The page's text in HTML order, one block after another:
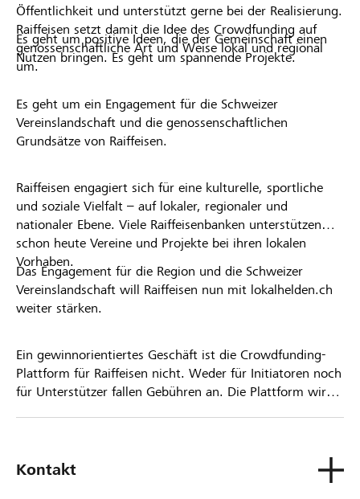
Öffentlichkeit und unterstützt gerne bei der Realisierung.
Raiffeisen setzt damit die Idee des Crowdfunding auf
genossenschaftliche Art und Weise lokal und regional
um.
Es geht um positive Ideen, die der Gemeinschaft einen
Nutzen bringen. Es geht um spannende Projekte.
Es geht um ein Engagement für die Schweizer
Vereinslandschaft und die genossenschaftlichen
Grundsätze von Raiffeisen.
Raiffeisen engagiert sich für eine kulturelle, sportliche
und soziale Vielfalt – auf lokaler, regionaler und
nationaler Ebene. Viele Raiffeisenbanken unterstützen
schon heute Vereine und Projekte bei ihren lokalen
Vorhaben.
Das Engagement für die Region und die Schweizer
Vereinslandschaft will Raiffeisen nun mit lokalhelden.ch
weiter stärken.
Ein gewinnorientiertes Geschäft ist die Crowdfunding-
Plattform für Raiffeisen nicht. Weder für Initiatoren noch
für Unterstützer fallen Gebühren an. Die Plattform wird
Kontakt